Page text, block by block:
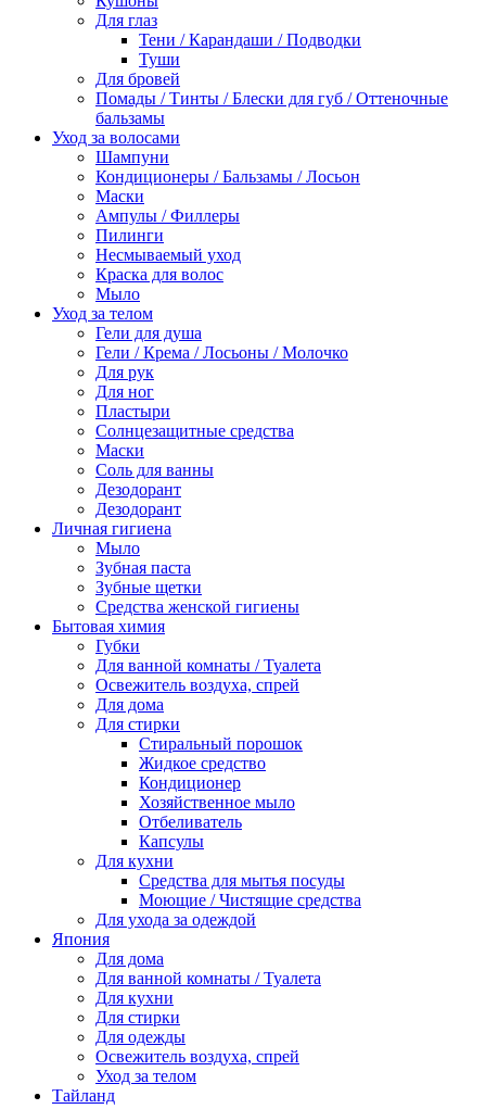
Для глаз
Тени / Карандаши / Подводки
Туши
Для бровей
Помады / Тинты / Блески для губ / Оттеночные
бальзамы
Уход за волосами
Шампуни
Кондиционеры / Бальзамы / Лосьон
Маски
Ампулы / Филлеры
Пилинги
Несмываемый уход
Краска для волос
Мыло
Уход за телом
Гели для душа
Гели / Крема / Лосьоны / Молочко
Для рук
Для ног
Пластыри
Солнцезащитные средства
Маски
Соль для ванны
Дезодорант
Дезодорант
Личная гигиена
Мыло
Зубная паста
Зубные щетки
Средства женской гигиены
Бытовая химия
Губки
Для ванной комнаты / Туалета
Освежитель воздуха, спрей
Для дома
Для стирки
Стиральный порошок
Жидкое средство
Кондиционер
Хозяйственное мыло
Отбеливатель
Капсулы
Для кухни
Средства для мытья посуды
Моющие / Чистящие средства
Для ухода за одеждой
Япония
Для дома
Для ванной комнаты / Туалета
Для кухни
Для стирки
Для одежды
Освежитель воздуха, спрей
Уход за телом
Тайланд